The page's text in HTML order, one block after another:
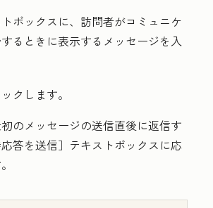
ボックスに、訪問者がコミュニケ
るときに表示する メッセージを入
クします。
のメッセージの送信直後に返信す
答を送信］ テキストボックスに応